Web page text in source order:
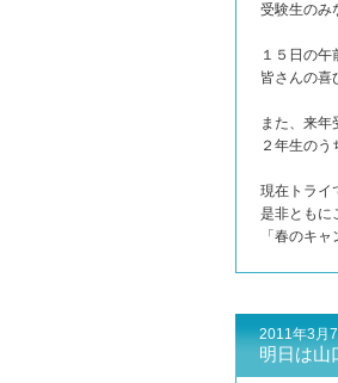
受験生のみ
１５日の午
皆さんの喜
また、来年
２年生の
現在トライ
是非ともに
「春のキ
2011年3月
明日は